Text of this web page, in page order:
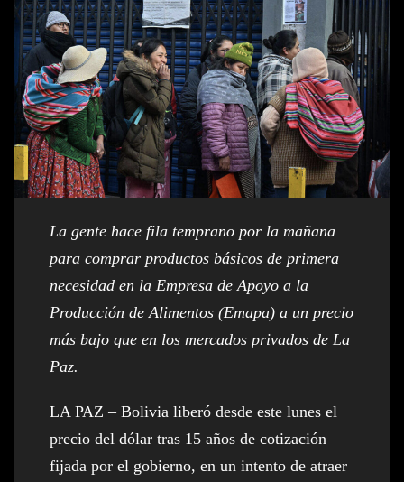
La gente hace fila temprano por la mañana
para comprar productos básicos de primera
necesidad en la Empresa de Apoyo a la
Producción de Alimentos (Emapa) a un precio
más bajo que en los mercados privados de La
Paz.
LA PAZ – Bolivia liberó desde este lunes el
precio del dólar tras 15 años de cotización
fijada por el gobierno, en un intento de atraer